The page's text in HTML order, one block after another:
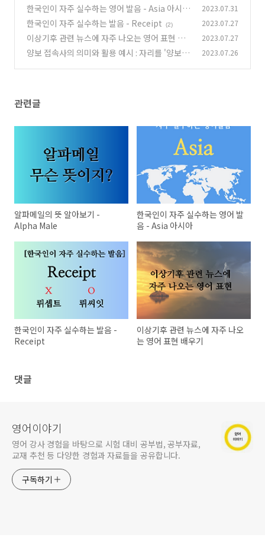
한국인이 자주 실수하는 영어 발음 - Asia 아시아
(3)
2023.07.31
한국인이 자주 실수하는 발음 - Receipt (2) 2023.07.27
이상기후 관련 뉴스에 자주 나오는 영어 표현 배
우기
(0)
2023.07.27
양보 접속사의 의미와 활용 예시 : 자리를 '양보하
2023.07.26
관련글
알파메일의 뜻 알아보기 -
Alpha Male
한국인이 자주 실수하는 영어 발
음 - Asia 아시아
한국인이 자주 실수하는 발음 -
Receipt
이상기후 관련 뉴스에 자주 나오
는 영어 표현 배우기
댓글
영어이야기
영어 강사 경험을 바탕으로 시험 대비 공부법, 공부자료,
교재 추천 등 다양한 경험과 자료들을 공유합니다.
구독하기